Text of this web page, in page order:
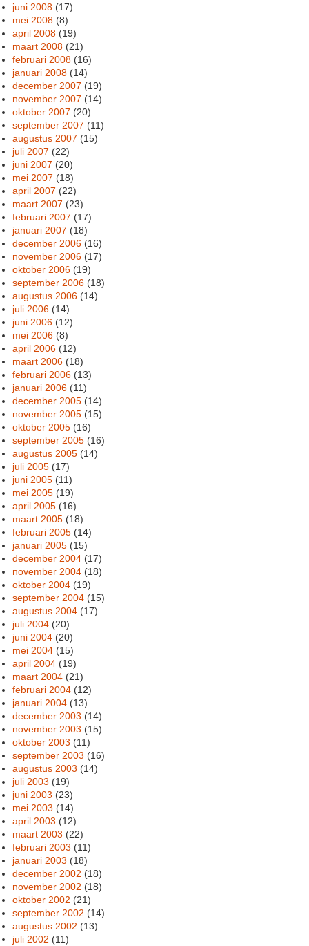
juni 2008 (17)
mei 2008 (8)
april 2008 (19)
maart 2008 (21)
februari 2008 (16)
januari 2008 (14)
december 2007 (19)
november 2007 (14)
oktober 2007 (20)
september 2007 (11)
augustus 2007 (15)
juli 2007 (22)
juni 2007 (20)
mei 2007 (18)
april 2007 (22)
maart 2007 (23)
februari 2007 (17)
januari 2007 (18)
december 2006 (16)
november 2006 (17)
oktober 2006 (19)
september 2006 (18)
augustus 2006 (14)
juli 2006 (14)
juni 2006 (12)
mei 2006 (8)
april 2006 (12)
maart 2006 (18)
februari 2006 (13)
januari 2006 (11)
december 2005 (14)
november 2005 (15)
oktober 2005 (16)
september 2005 (16)
augustus 2005 (14)
juli 2005 (17)
juni 2005 (11)
mei 2005 (19)
april 2005 (16)
maart 2005 (18)
februari 2005 (14)
januari 2005 (15)
december 2004 (17)
november 2004 (18)
oktober 2004 (19)
september 2004 (15)
augustus 2004 (17)
juli 2004 (20)
juni 2004 (20)
mei 2004 (15)
april 2004 (19)
maart 2004 (21)
februari 2004 (12)
januari 2004 (13)
december 2003 (14)
november 2003 (15)
oktober 2003 (11)
september 2003 (16)
augustus 2003 (14)
juli 2003 (19)
juni 2003 (23)
mei 2003 (14)
april 2003 (12)
maart 2003 (22)
februari 2003 (11)
januari 2003 (18)
december 2002 (18)
november 2002 (18)
oktober 2002 (21)
september 2002 (14)
augustus 2002 (13)
juli 2002 (11)